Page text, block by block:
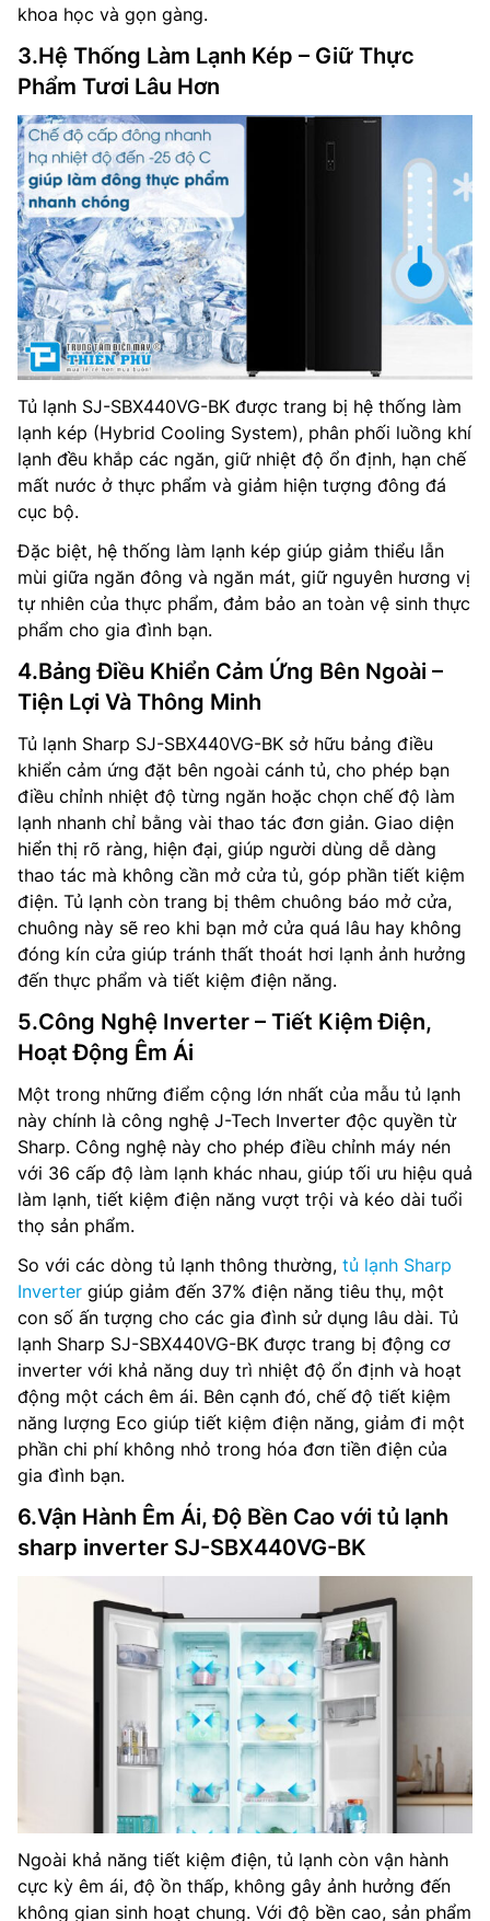
khoa học và gọn gàng.
3.Hệ Thống Làm Lạnh Kép – Giữ Thực
Phẩm Tươi Lâu Hơn
Tủ lạnh SJ-SBX440VG-BK được trang bị hệ thống làm
lạnh kép (Hybrid Cooling System), phân phối luồng khí
lạnh đều khắp các ngăn, giữ nhiệt độ ổn định, hạn chế
mất nước ở thực phẩm và giảm hiện tượng đông đá
cục bộ.
Đặc biệt, hệ thống làm lạnh kép giúp giảm thiểu lẫn
mùi giữa ngăn đông và ngăn mát, giữ nguyên hương vị
tự nhiên của thực phẩm, đảm bảo an toàn vệ sinh thực
phẩm cho gia đình bạn.
4.Bảng Điều Khiển Cảm Ứng Bên Ngoài –
Tiện Lợi Và Thông Minh
Tủ lạnh Sharp SJ-SBX440VG-BK sở hữu bảng điều
khiển cảm ứng đặt bên ngoài cánh tủ, cho phép bạn
điều chỉnh nhiệt độ từng ngăn hoặc chọn chế độ làm
lạnh nhanh chỉ bằng vài thao tác đơn giản. Giao diện
hiển thị rõ ràng, hiện đại, giúp người dùng dễ dàng
thao tác mà không cần mở cửa tủ, góp phần tiết kiệm
điện. Tủ lạnh còn trang bị thêm chuông báo mở cửa,
chuông này sẽ reo khi bạn mở cửa quá lâu hay không
đóng kín cửa giúp tránh thất thoát hơi lạnh ảnh hưởng
đến thực phẩm và tiết kiệm điện năng.
5.Công Nghệ Inverter – Tiết Kiệm Điện,
Hoạt Động Êm Ái
Một trong những điểm cộng lớn nhất của mẫu tủ lạnh
này chính là công nghệ J-Tech Inverter độc quyền từ
Sharp. Công nghệ này cho phép điều chỉnh máy nén
với 36 cấp độ làm lạnh khác nhau, giúp tối ưu hiệu quả
làm lạnh, tiết kiệm điện năng vượt trội và kéo dài tuổi
thọ sản phẩm.
So với các dòng tủ lạnh thông thường, tủ lạnh Sharp
Inverter giúp giảm đến 37% điện năng tiêu thụ, một
con số ấn tượng cho các gia đình sử dụng lâu dài. Tủ
lạnh Sharp SJ-SBX440VG-BK được trang bị động cơ
inverter với khả năng duy trì nhiệt độ ổn định và hoạt
động một cách êm ái. Bên cạnh đó, chế độ tiết kiệm
năng lượng Eco giúp tiết kiệm điện năng, giảm đi một
phần chi phí không nhỏ trong hóa đơn tiền điện của
gia đình bạn.
6.Vận Hành Êm Ái, Độ Bền Cao với tủ lạnh
sharp inverter SJ-SBX440VG-BK
Ngoài khả năng tiết kiệm điện, tủ lạnh còn vận hành
cực kỳ êm ái, độ ồn thấp, không gây ảnh hưởng đến
không gian sinh hoạt chung. Với độ bền cao, sản phẩm